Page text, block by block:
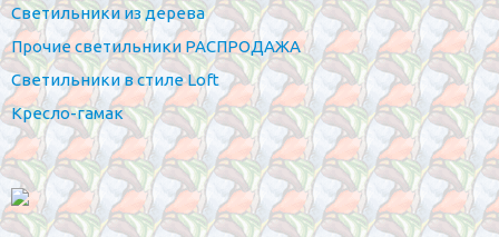
Светильники из дерева
Прочие светильники РАСПРОДАЖА
Светильники в стиле Loft
Кресло-гамак